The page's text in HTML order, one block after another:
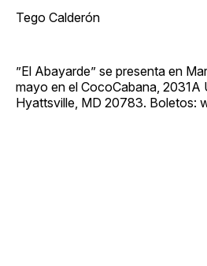
Tego Calderón
”El Abayarde” se presenta en
mayo en el CocoCabana, 2031A
Hyattsville, MD 20783. Boletos: